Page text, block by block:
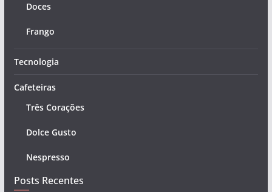
Doces
Frango
Tecnologia
Cafeteiras
Três Corações
Dolce Gusto
Nespresso
Posts Recentes